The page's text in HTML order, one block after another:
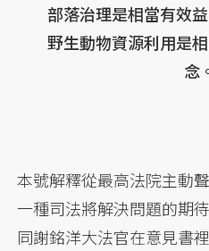
部落治理是相當有效
野生動物資源利用是
念
本號解釋從最高法院主動
一種司法將解決問題的期
同謝銘洋大法官在意見書